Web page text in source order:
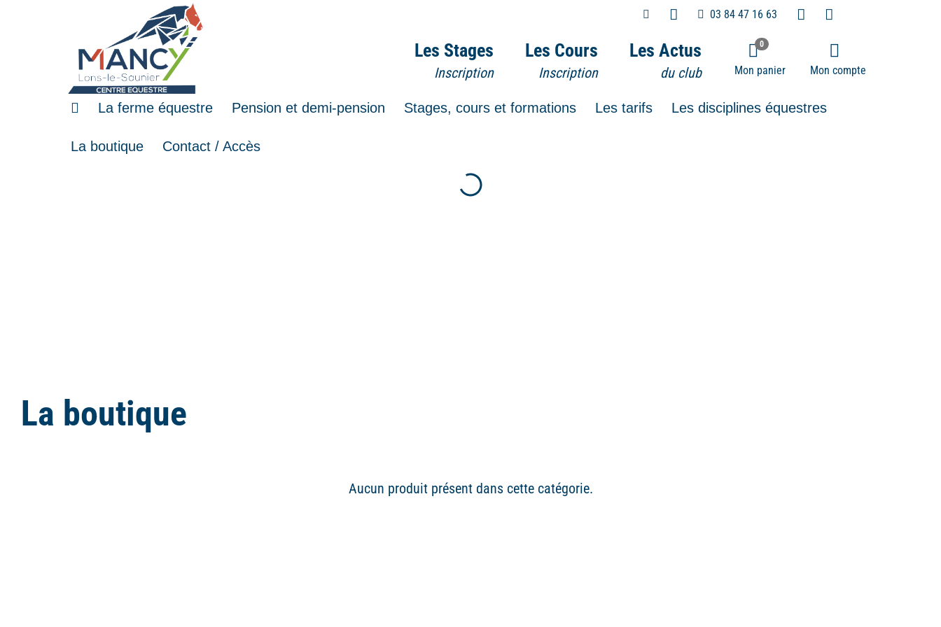
03 84 47 16 63
La ferme équestre Pension et demi-pension Stages, cours et formations Les tarifs Les disciplines équestres
La boutique Contact / Accès
Les Stages
Inscription
Les Cours
Inscription
Les Actus
du club
0
Mon panier Mon compte
La boutique
Aucun produit présent dans cette catégorie.